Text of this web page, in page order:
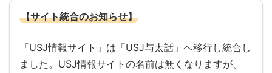
三本の箒の店内の様子
屋外テラス席はホグワーツ城を見る特等席
【サイト統合のお知らせ】
「USJ情報サイト」は「USJ与太話」へ移行し統合し
ました。USJ情報サイトの名前は無くなりますが、